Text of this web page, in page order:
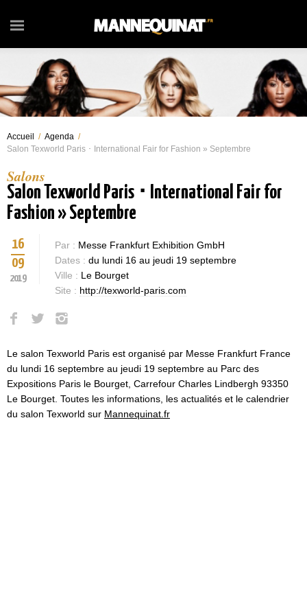
Accueil / Agenda /
Salon Texworld Paris ･ International Fair for Fashion » Septembre
Salons
Salon Texworld Paris ･ International Fair for
Fashion » Septembre
16
09
2019
Par : Messe Frankfurt Exhibition GmbH
Dates : du lundi 16 au jeudi 19 septembre
Ville : Le Bourget
Site : http://texworld-paris.com
Le salon Texworld Paris est organisé par Messe Frankfurt France
du lundi 16 septembre au jeudi 19 septembre au Parc des
Expositions Paris le Bourget, Carrefour Charles Lindbergh 93350
Le Bourget. Toutes les informations, les actualités et le calendrier
du salon Texworld sur Mannequinat.fr